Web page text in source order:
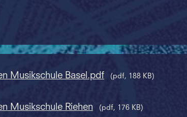
Musikschule Basel.pdf (pdf, 188 KB)
Musikschule Riehen (pdf, 176 KB)